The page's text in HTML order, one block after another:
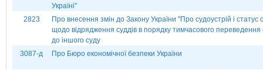
Україні"
2823
Про внесення змін до Закону України "Про судоустрій і статус
щодо відрядження суддів в порядку тимчасового переведення
до іншого суду
3087-д
Про Бюро економічної безпеки України